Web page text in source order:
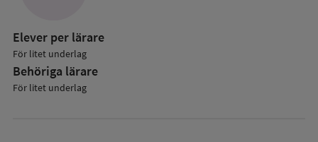
Elever per lärare
För litet underlag
Behöriga lärare
För litet underlag